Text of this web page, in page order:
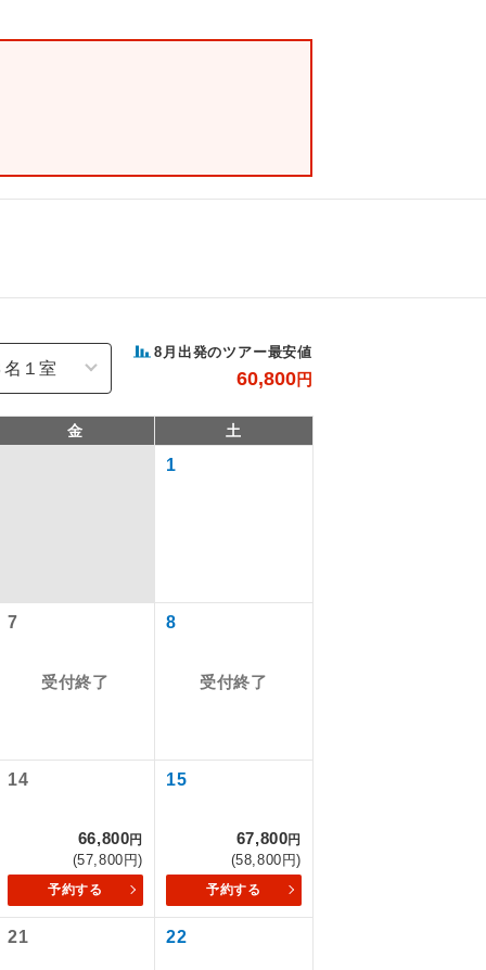
8 月出発のツアー最安値
60,800円
金 土
1
7
受付終了
8
受付終了
14
66,800円
(57,800円)
予約する
15
67,800円
(58,800円)
予約する
21 22
で添乗員が